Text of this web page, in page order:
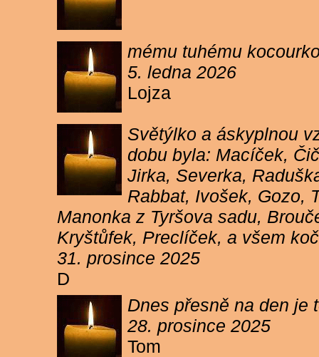
mému tuhému
5. ledna 2026
Lojza
Světýlko a áskyplnou
dobu byla: Macíček,
Jirka, Severka,
Rabbat, Ivošek, Gozo,
Manonka z Tyršova sadu,
Kryštůfek, Preclíček, a všem
31. prosince 2025
D
Dnes přesně na den je
28. prosince 2025
Tom